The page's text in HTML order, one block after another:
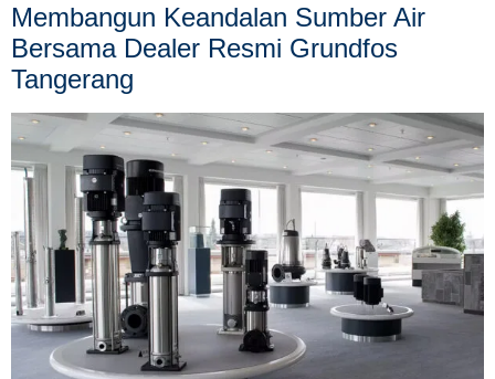
Membangun Keandalan Sumber Air
Bersama Dealer Resmi Grundfos
Tangerang